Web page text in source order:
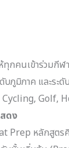
ห้ทุกคนเข้าร่วม
ดับภูมิภาค และร
Cycling, Golf,
ดง
Prep หลักสูตรศิ